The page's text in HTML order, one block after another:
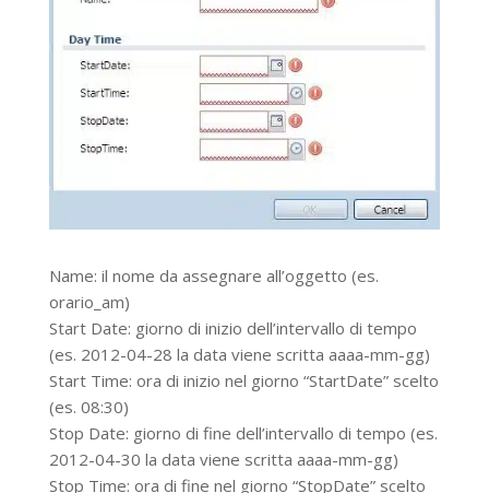
Name: il nome da assegnare all’oggetto (es.
orario_am)
Start Date: giorno di inizio dell’intervallo di tempo
(es. 2012-04-28 la data viene scritta aaaa-mm-gg)
Start Time: ora di inizio nel giorno “StartDate” scelto
(es. 08:30)
Stop Date: giorno di fine dell’intervallo di tempo (es.
2012-04-30 la data viene scritta aaaa-mm-gg)
Stop Time: ora di fine nel giorno “StopDate” scelto